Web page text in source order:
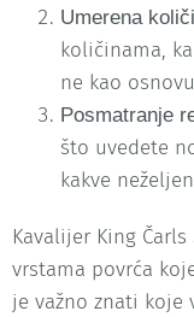
Umerena
količinama,
ne kao
Posmatranje
što uvedete
kakve
Kavalijer King
vrstama povrća
je važno znati koje